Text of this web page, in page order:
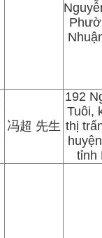
冯超 先生
192
Tuôi,
thị
tỉnh